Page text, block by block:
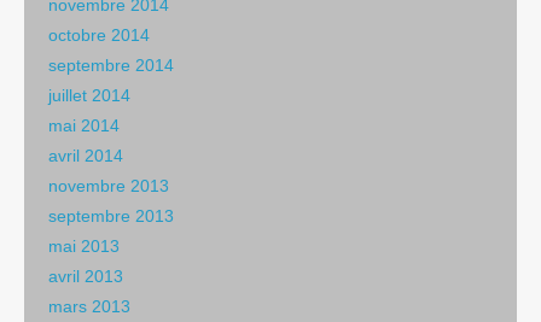
novembre 2014
octobre 2014
septembre 2014
juillet 2014
mai 2014
avril 2014
novembre 2013
septembre 2013
mai 2013
avril 2013
mars 2013